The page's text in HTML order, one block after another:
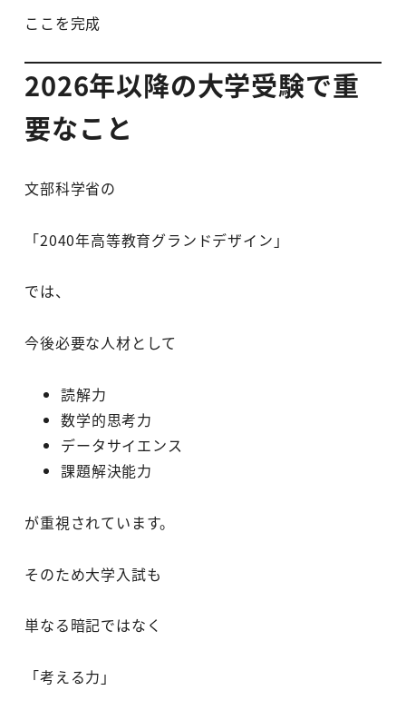
ここを完成
2026年以降の大学受験で重
要なこと
文部科学省の
「2040年高等教育グランドデザイン」
では、
今後必要な人材として
読解力
数学的思考力
データサイエンス
課題解決能力
が重視されています。
そのため大学入試も
単なる暗記ではなく
「考える力」